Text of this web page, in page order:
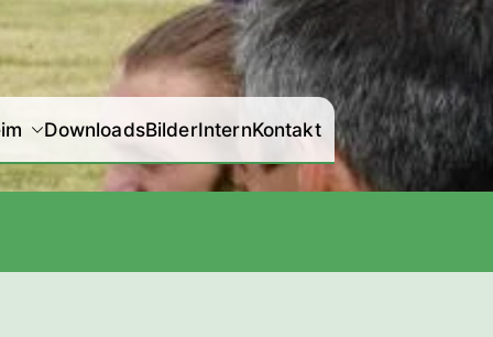
Turnerschaft
a.
DownloadsBilderInternKontakt